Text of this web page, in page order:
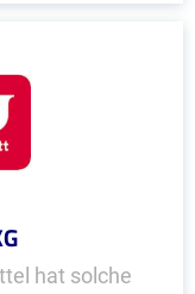
hat solche